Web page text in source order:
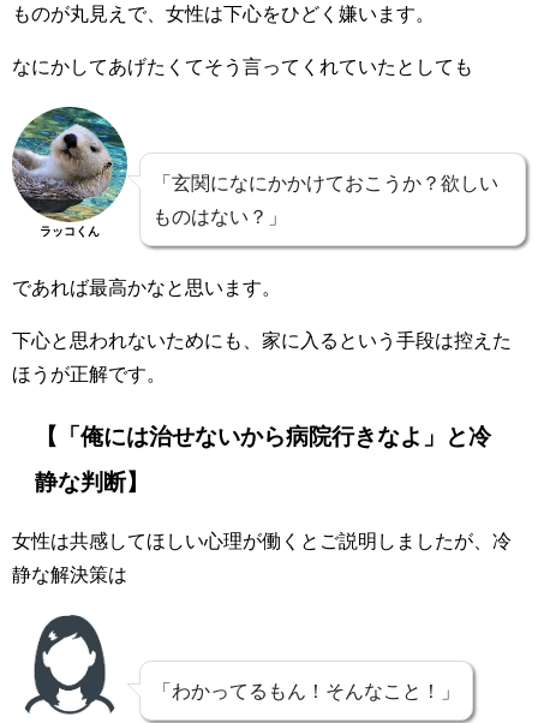
ものが丸見えで、女性は下心をひどく嫌います。
なにかしてあげたくてそう言ってくれていたとしても
ラッコくん
「玄関になにかかけておこうか？欲しい
ものはない？」
であれば最高かなと思います。
下心と思われないためにも、家に入るという手段は控えた
ほうが正解です。
【「俺には治せないから病院行きなよ」と冷
静な判断】
女性は共感してほしい心理が働くとご説明しましたが、冷
静な解決策は
「わかってるもん！そんなこと！」